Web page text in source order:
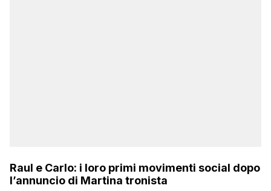
Raul e Carlo: i loro primi movimenti social dopo
l’annuncio di Martina tronista